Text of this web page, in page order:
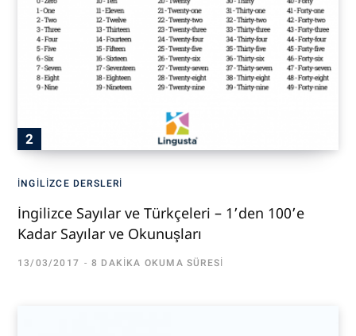
İNGILIZCE DERSLERI
İngilizce Sayılar ve Türkçeleri – 1’den 100’e
Kadar Sayılar ve Okunuşları
13/03/2017 8 DAKIKA OKUMA SÜRESI